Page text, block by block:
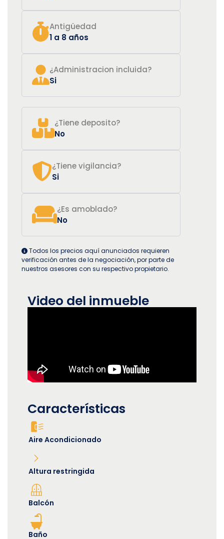
Antigüedad
1 a 8 años
¿Administracion incluida?
Si
¿Tiene deposito?
No
¿Tiene vigilancia?
Si
¿Es amoblado?
No
Todos los precios aquí anunciados requieren
verificación antes de la negociación, por parte de
nuestros asesores con su respectivo propietario.
Video del inmueble
Características
Aire Acondicionado
Altura restringida
Balcón
Baño